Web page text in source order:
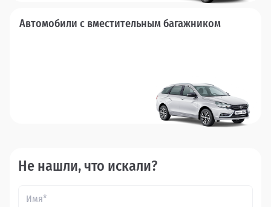
Автомобили с вместительным багажником
Не нашли, что искали?